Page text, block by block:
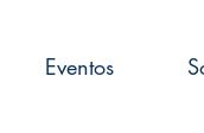
Eventos